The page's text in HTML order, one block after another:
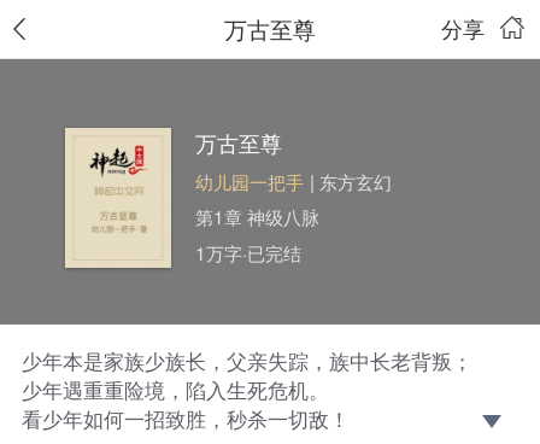
分享
万古至尊
万古至尊
幼儿园一把手 | 东方玄幻
第1章 神级八脉
1万字·已完结
少年本是家族少族长，父亲失踪，族中长老背叛；
少年遇重重险境，陷入生死危机。
看少年如何一招致胜，秒杀一切敌！